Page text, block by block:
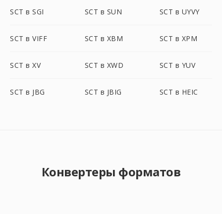
SCT в SGI SCT в SUN SCT в UYVY
SCT в VIFF SCT в XBM SCT в XPM
SCT в XV SCT в XWD SCT в YUV
SCT в JBG SCT в JBIG SCT в HEIC
Конвертеры форматов